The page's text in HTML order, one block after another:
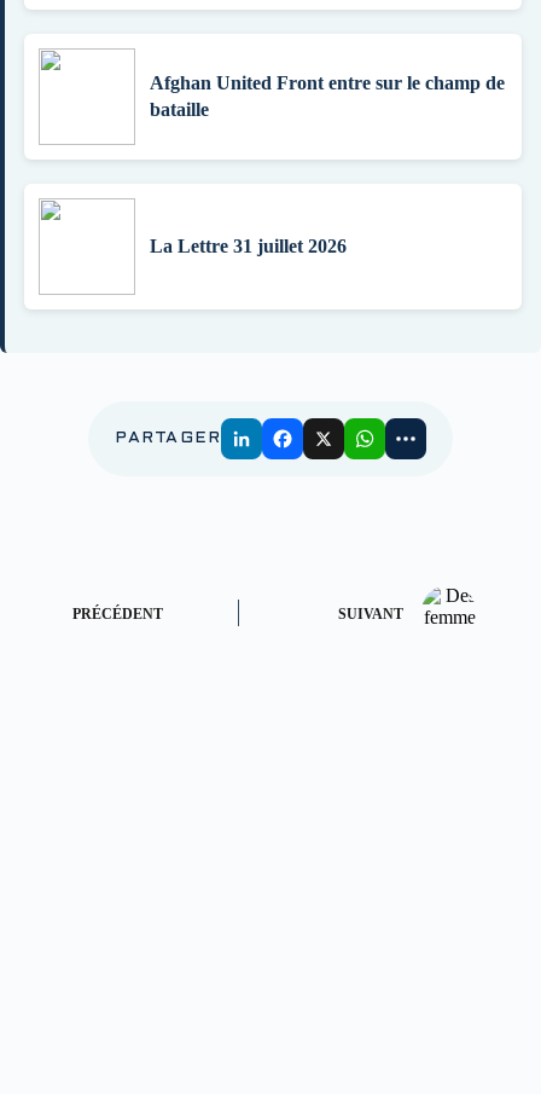
Afghan United Front entre sur le champ de
bataille
La Lettre 31 juillet 2026
PARTAGER
PRÉCÉDENT SUIVANT